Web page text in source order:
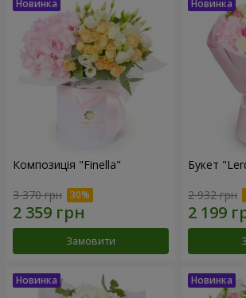
Композиція "Finella"
3 370 грн
Замовити
Букет
2 932 грн